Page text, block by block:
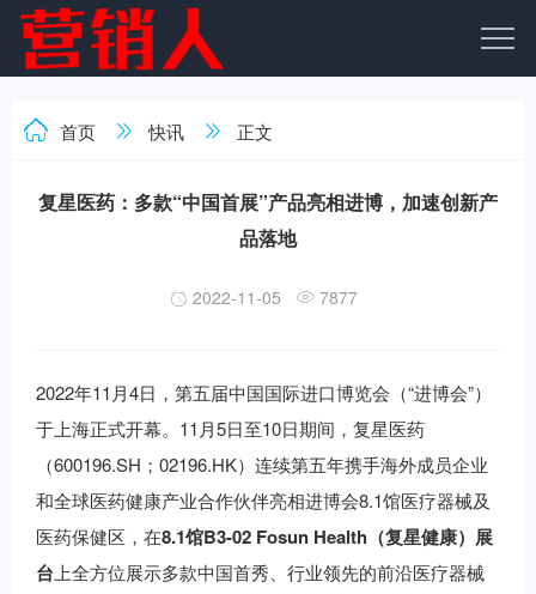
首页 快讯 正文
复星医药：多款“中国首展”产品亮相进博，加速创新产
品落地
2022-11-05 7877
2022年11月4日，第五届中国国际进口博览会（“进博会”）
于上海正式开幕。11月5日至10日期间，复星医药
（600196.SH；02196.HK）连续第五年携手海外成员企业
和全球医药健康产业合作伙伴亮相进博会8.1馆医疗器械及
医药保健区，在8.1馆B3-02 Fosun Health （复星健康） 展
台 上全方位展示多款中国首秀、行业领先的前沿医疗器械